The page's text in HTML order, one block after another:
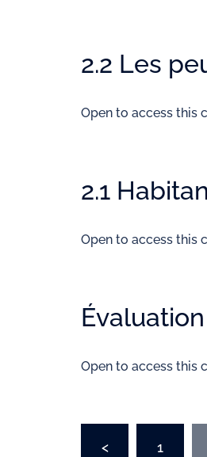
2.2 Les
Open to access this
2.1
Open to access this
Open to access this
< 1